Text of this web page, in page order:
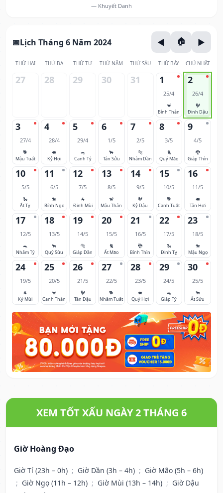
— Khuyết Danh
Lịch Tháng 6 Năm 2024
THỨ HAI THỨ BA THỨ TƯ THỨ NĂM THỨ SÁU THỨ BẢY CHỦ NHẬT
27 28 29 30 31 1
25/4
🐒
Bính Thân
2
26/4
🐓
Đinh Dậu
3
27/4
🐕
Mậu Tuất
4
28/4
🐖
Kỷ Hợi
5
29/4
🐀
Canh Tý
6
1/5
🐂
Tân Sửu
7
2/5
🐅
Nhâm Dần
8
3/5
🐈
Quý Mão
9
4/5
🐉
Giáp Thìn
10
5/5
🐍
Ất Tỵ
11
6/5
🐎
Bính Ngọ
12
7/5
🐐
Đinh Mùi
13
8/5
🐒
Mậu Thân
14
9/5
🐓
Kỷ Dậu
15
10/5
🐕
Canh Tuất
16
11/5
🐖
Tân Hợi
17
12/5
🐀
Nhâm Tý
18
13/5
🐂
Quý Sửu
19
14/5
🐅
Giáp Dần
20
15/5
🐈
Ất Mão
21
16/5
🐉
Bính Thìn
22
17/5
🐍
Đinh Tỵ
23
18/5
🐎
Mậu Ngọ
24
19/5
🐐
Kỷ Mùi
25
20/5
🐒
Canh Thân
26
21/5
🐓
Tân Dậu
27
22/5
🐕
Nhâm Tuất
28
23/5
🐖
Quý Hợi
29
24/5
🐀
Giáp Tý
30
25/5
🐂
Ất Sửu
XEM TỐT XẤU NGÀY 2 THÁNG 6
Giờ Hoàng Đạo
Giờ Tí (23h – 0h) ; Giờ Dần (3h – 4h) ; Giờ Mão (5h – 6h)
; Giờ Ngọ (11h – 12h) ; Giờ Mùi (13h – 14h) ; Giờ Dậu